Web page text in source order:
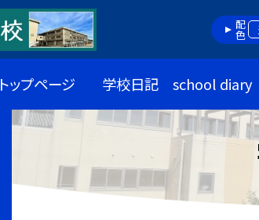
配色
トップページ 学校日記 school diary